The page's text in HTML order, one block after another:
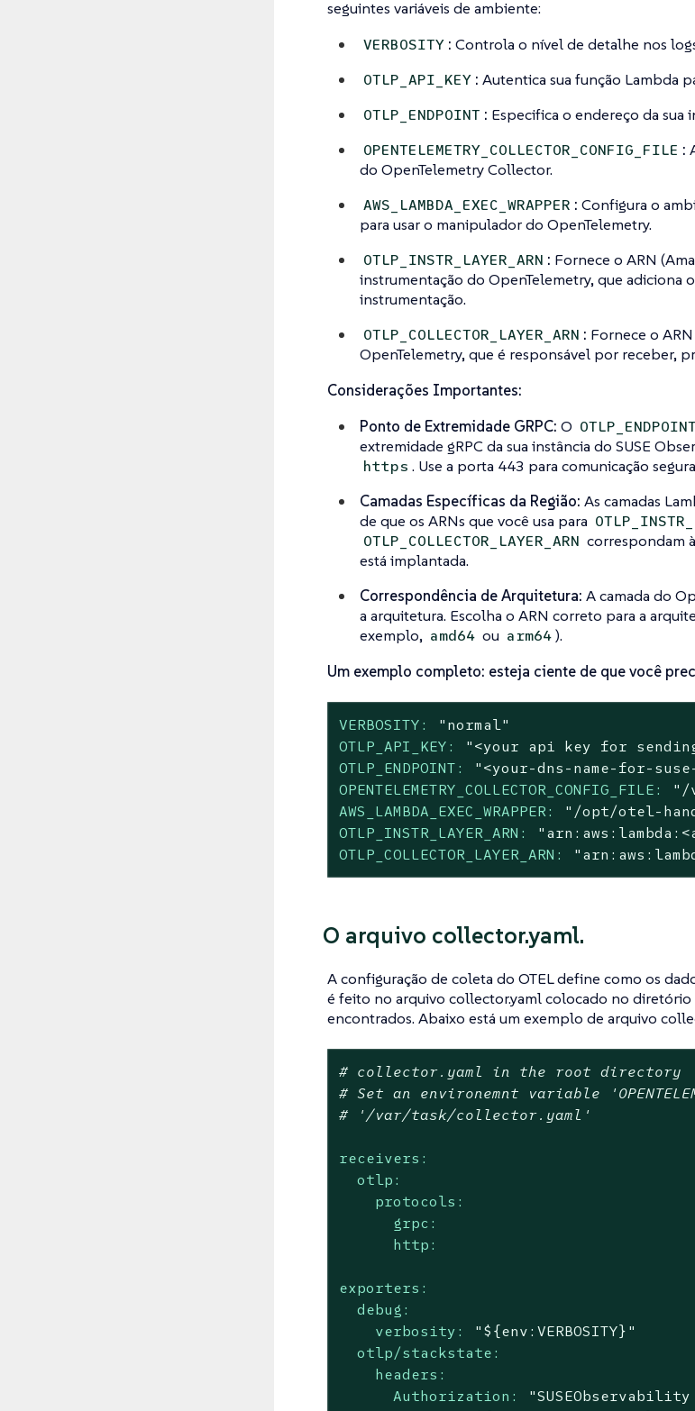
seguintes variáveis de ambiente:
VERBOSITY : Controla o nível de detalhe nos
OTLP_API_KEY : Autentica sua função Lambda
OTLP_ENDPOINT : Especifica o endereço da sua
OPENTELEMETRY_COLLECTOR_CONFIG_FILE :
do OpenTelemetry Collector.
AWS_LAMBDA_EXEC_WRAPPER : Configura o
para usar o manipulador do OpenTelemetry.
OTLP_INSTR_LAYER_ARN : Fornece o ARN
instrumentação do OpenTelemetry, que adiciona
instrumentação.
OTLP_COLLECTOR_LAYER_ARN : Fornece o
OpenTelemetry, que é responsável por receber,
Considerações Importantes:
Ponto de Extremidade GRPC: O OTLP_ENDPOINT
extremidade gRPC da sua instância do SUSE
https . Use a porta 443 para comunicação
Camadas Específicas da Região: As camadas
de que os ARNs que você usa para
OTLP_COLLECTOR_LAYER_ARN correspondam
está implantada.
Correspondência de Arquitetura: A camada do
a arquitetura. Escolha o ARN correto para a
exemplo, amd64 ou arm64).
Um exemplo completo: esteja ciente de que você
VERBOSITY:
"normal"
OTLP_API_KEY:
"<your api key for
OTLP_ENDPOINT:
"<your-dns-name-for-
OPENTELEMETRY_COLLECTOR_CONFIG_FILE:
"/
AWS_LAMBDA_EXEC_WRAPPER:
"/opt/otel-
OTLP_INSTR_LAYER_ARN:
OTLP_COLLECTOR_LAYER_ARN:
O arquivo collector.yaml.
A configuração de coleta do OTEL define como os
é feito no arquivo collector.yaml colocado no
encontrados. Abaixo está um exemplo de arquivo
# collector.yaml in the root directory
# Set an environemnt variable
# '/var/task/collector.yaml'
receivers:
otlp:
protocols:
grpc:
http:
exporters:
debug:
verbosity:
"${env:VERBOSITY}"
otlp/stackstate:
headers:
Authorization:
"SUSEObservability